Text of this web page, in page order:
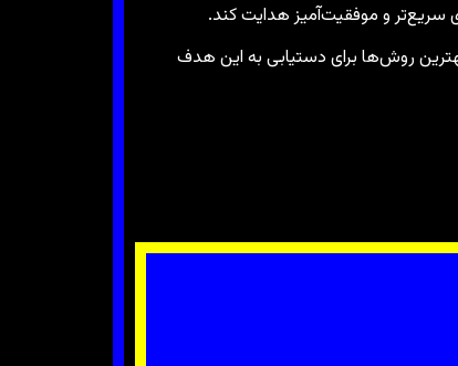
و موفقیت‌آمیز هدایت کند.
روش‌ها برای دستیابی به این هدف